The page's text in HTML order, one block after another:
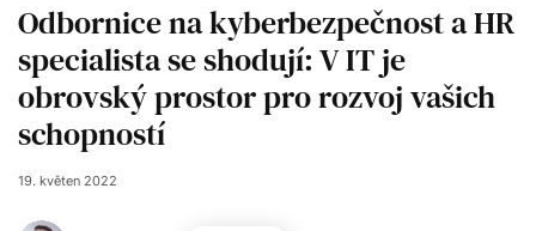
Odbornice na kyberbezpečnost a HR
specialista se shodují: V IT je
obrovský prostor pro rozvoj vašich
schopností
19. květen 2022